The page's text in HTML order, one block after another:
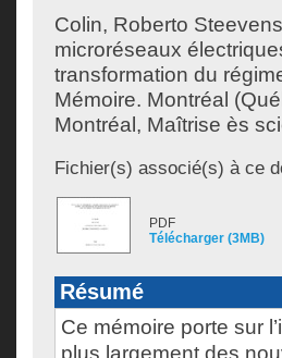
Colin, Roberto Steevens
microréseaux
transformation du
Mémoire. Montréal
Montréal, Maîtrise ès
Fichier(s) associé(s) à ce
PDF
Télécharger (3MB)
Résumé
Ce mémoire porte sur
plus largement des